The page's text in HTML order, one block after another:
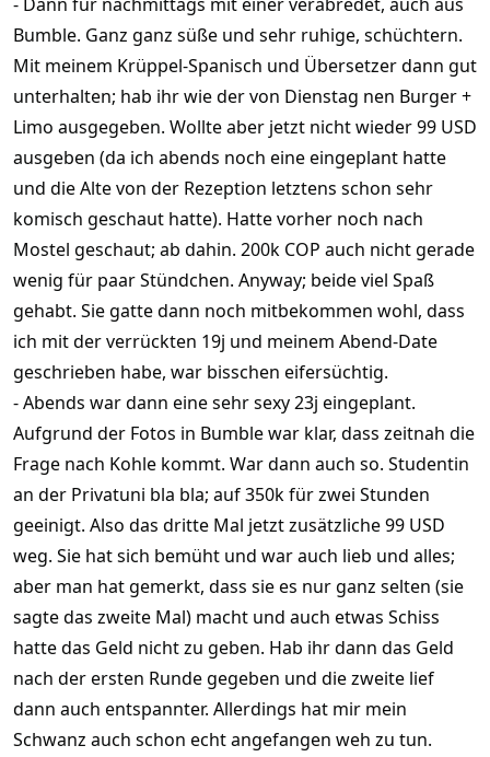
Bumble. Ganz ganz süße und sehr ruhige, schüchtern.
Mit meinem Krüppel-Spanisch und Übersetzer dann gut
unterhalten; hab ihr wie der von Dienstag nen Burger +
Limo ausgegeben. Wollte aber jetzt nicht wieder 99 USD
ausgeben (da ich abends noch eine eingeplant hatte
und die Alte von der Rezeption letztens schon sehr
komisch geschaut hatte). Hatte vorher noch nach
Mostel geschaut; ab dahin. 200k COP auch nicht gerade
wenig für paar Stündchen. Anyway; beide viel Spaß
gehabt. Sie gatte dann noch mitbekommen wohl, dass
ich mit der verrückten 19j und meinem Abend-Date
geschrieben habe, war bisschen eifersüchtig.
- Abends war dann eine sehr sexy 23j eingeplant.
Aufgrund der Fotos in Bumble war klar, dass zeitnah die
Frage nach Kohle kommt. War dann auch so. Studentin
an der Privatuni bla bla; auf 350k für zwei Stunden
geeinigt. Also das dritte Mal jetzt zusätzliche 99 USD
weg. Sie hat sich bemüht und war auch lieb und alles;
aber man hat gemerkt, dass sie es nur ganz selten (sie
sagte das zweite Mal) macht und auch etwas Schiss
hatte das Geld nicht zu geben. Hab ihr dann das Geld
nach der ersten Runde gegeben und die zweite lief
dann auch entspannter. Allerdings hat mir mein
Schwanz auch schon echt angefangen weh zu tun.